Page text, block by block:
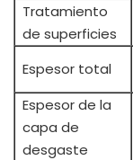
Tratamiento
de superficies
Espesor total
Espesor de la
capa de
desgaste